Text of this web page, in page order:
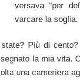
versava “per
varcare la soglia.
Più di
la mia vita.
una cameriera